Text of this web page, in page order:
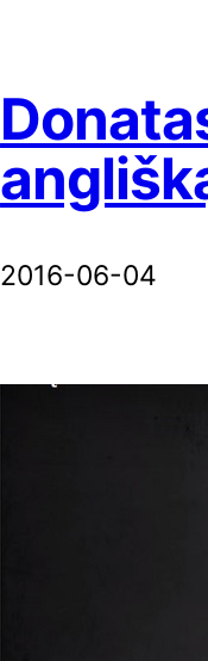
2016-06-04